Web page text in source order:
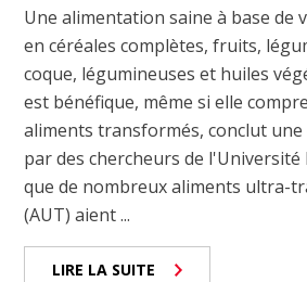
Une alimentation saine à base de
en céréales complètes, fruits,
coque, légumineuses et huiles
est bénéfique, même si elle
aliments transformés, conclut une
par des chercheurs de l'Université
que de nombreux aliments ultra-
(AUT) aient ...
LIRE LA SUITE